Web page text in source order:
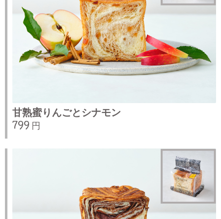
甘熟蜜りんごとシナモン
799 円